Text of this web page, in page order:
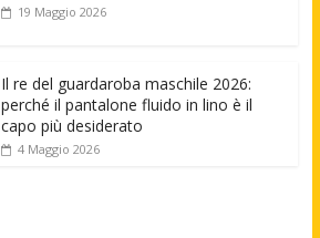
19 Maggio 2026
Il re del guardaroba maschile 2026:
perché il pantalone fluido in lino è il
capo più desiderato
4 Maggio 2026